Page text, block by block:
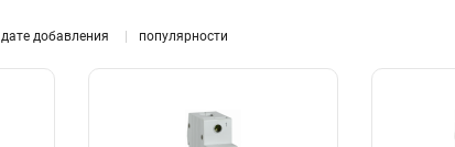
дате добавления популярности